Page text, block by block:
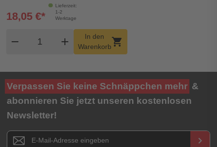
Lieferzeit:
1-2
Werktage
18,05 €*
remove
Produkt Warenkorb Menge
add
In den
Warenkorbshopping_cart
Verpassen Sie keine Schnäppchen mehr &
abonnieren Sie jetzt unseren kostenlosen
Newsletter!
Newsletter E-Mail Adresse keyboard_arrow_right